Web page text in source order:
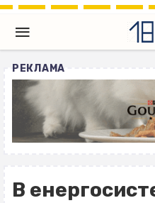
РЕКЛАМА
В